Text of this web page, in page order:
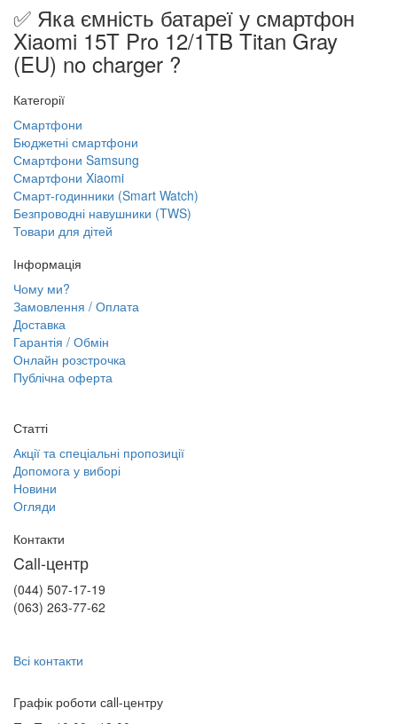
✅ Яка ємність батареї у смартфон
Xiaomi 15T Pro 12/1TB Titan Gray
(EU) no charger ?
Категорії
Смартфони
Бюджетні смартфони
Смартфони Samsung
Смартфони Xiaomi
Смарт-годинники (Smart Watch)
Безпроводні навушники (TWS)
Товари для дітей
Інформація
Чому ми?
Замовлення / Оплата
Доставка
Гарантія / Обмін
Онлайн розстрочка
Публічна оферта
Статті
Акції та спеціальні пропозиції
Допомога у виборі
Новини
Огляди
Контакти
Call-центр
(044) 507-17-19
(063) 263-77-62
Всі контакти
Графік роботи сall-центру